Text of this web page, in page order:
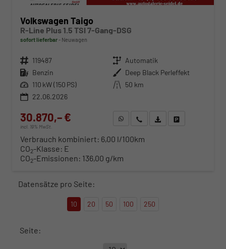
Volkswagen Taigo
R-Line Plus 1.5 TSI 7-Gang-DSG
sofort lieferbar Neuwagen
Fahrzeugnr. 119487 Getriebe Automatik
Kraftstoff Benzin Außenfarbe Deep Black Perleffekt
Leistung 110 kW (150 PS) Kilometerstand 50 km
22.06.2026
30.870,– €
incl. 19% MwSt.
WhatsApp anfragen
Wir rufen Sie anFahrzeugexposé (PDF)
Verbrauch kombiniert: 6,00 l/100km
CO2-Klasse: E
CO2-Emissionen: 136,00 g/km
Datensätze pro Seite:
10 20 50 100 250
Seite: